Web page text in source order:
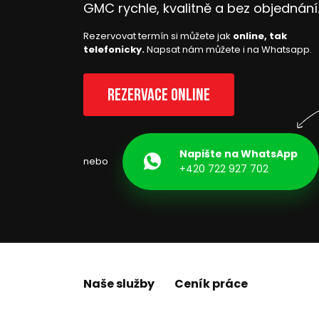
GMC rychle, kvalitně a bez objednání.
Rezervovat termín si můžete jak online, tak
telefonicky.Napsat nám můžete i na Whatsapp.
Rezervace online
nebo
Napište na WhatsApp
+420 722 927 702
Naše služby Ceník práce